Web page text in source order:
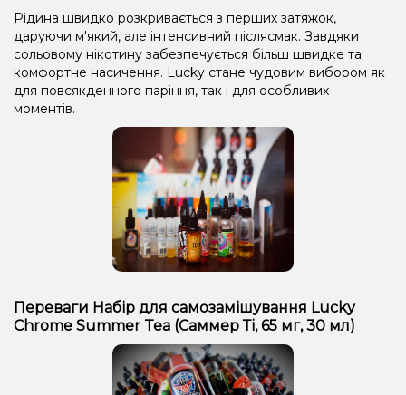
Рідина швидко розкривається з перших затяжок,
даруючи м'який, але інтенсивний післясмак. Завдяки
сольовому нікотину забезпечується більш швидке та
комфортне насичення. Lucky стане чудовим вибором як
для повсякденного паріння, так і для особливих
моментів.
Переваги Набір для самозамішування Lucky
Chrome Summer Tea (Саммер Ті, 65 мг, 30 мл)